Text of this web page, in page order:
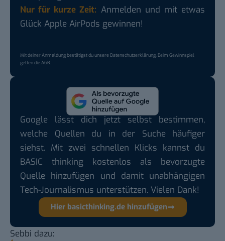
Nur für kurze Zeit: Anmelden und mit etwas
Glück Apple AirPods gewinnen!
Mit deiner Anmeldung bestätigst du unsereDatenschutzerklärung. Beim Gewinnspiel
gelten dieAGB.
Google lässt dich jetzt selbst bestimmen,
welche Quellen du in der Suche häufiger
siehst. Mit zwei schnellen Klicks kannst du
BASIC thinking kostenlos als bevorzugte
Quelle hinzufügen und damit unabhängigen
Tech-Journalismus unterstützen. Vielen Dank!
Hier basicthinking.de hinzufügen
Sebbi dazu: